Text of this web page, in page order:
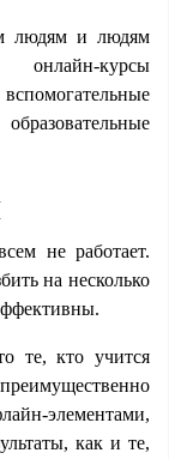
людям и людям
курсы
не работает.
на несколько
те, кто учится
элементами,
как и те,